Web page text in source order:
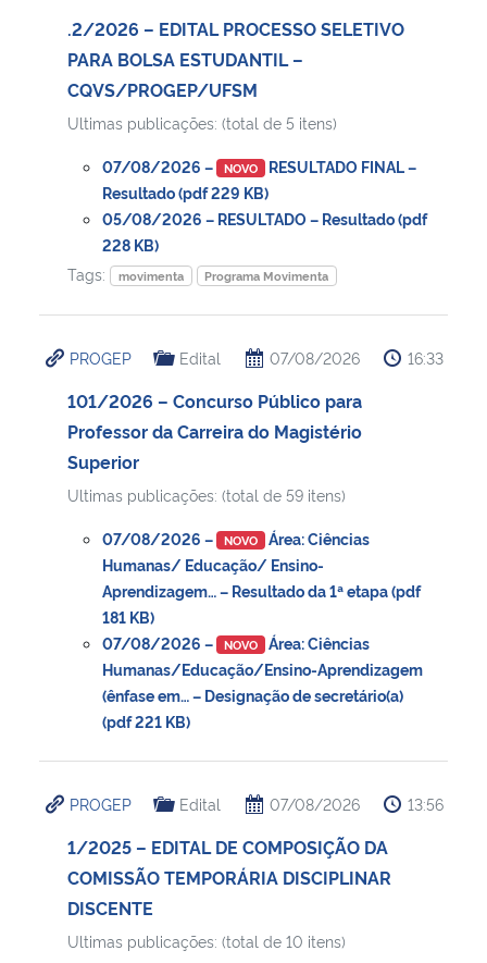
Ministério de Minas e Energia
Ministério da Ciência, Tecnologia, Inovações e Comunicações
Ministério do Meio Ambiente
Ministério do Turismo
Ministério da Mulher, da Família e dos Direitos Humanos
Secretaria-Geral
Secretaria de Governo
Gabinete de Segurança Institucional
Advocacia-Geral da União
Banco Central do Brasil
.2/2026 – EDITAL PROCESSO SELETIVO
PARA BOLSA ESTUDANTIL –
CQVS/PROGEP/UFSM
Ultimas publicações: (total de 5 itens)
07/08/2026 – NOVO RESULTADO FINAL –
Resultado (pdf 229 KB)
05/08/2026 – RESULTADO – Resultado (pdf
228 KB)
Tags:
movimenta Programa Movimenta
PROGEP Edital 07/08/2026 16:33
101/2026 – Concurso Público para
Professor da Carreira do Magistério
Superior
Ultimas publicações: (total de 59 itens)
07/08/2026 – NOVO Área: Ciências
Humanas/ Educação/ Ensino-
Aprendizagem… – Resultado da 1ª etapa (pdf
181 KB)
07/08/2026 –
NOVO Área: Ciências
Humanas/Educação/Ensino-Aprendizagem
(ênfase em… – Designação de secretário(a)
(pdf 221 KB)
PROGEP Edital 07/08/2026 13:56
1/2025 – EDITAL DE COMPOSIÇÃO DA
COMISSÃO TEMPORÁRIA DISCIPLINAR
DISCENTE
Ultimas publicações: (total de 10 itens)